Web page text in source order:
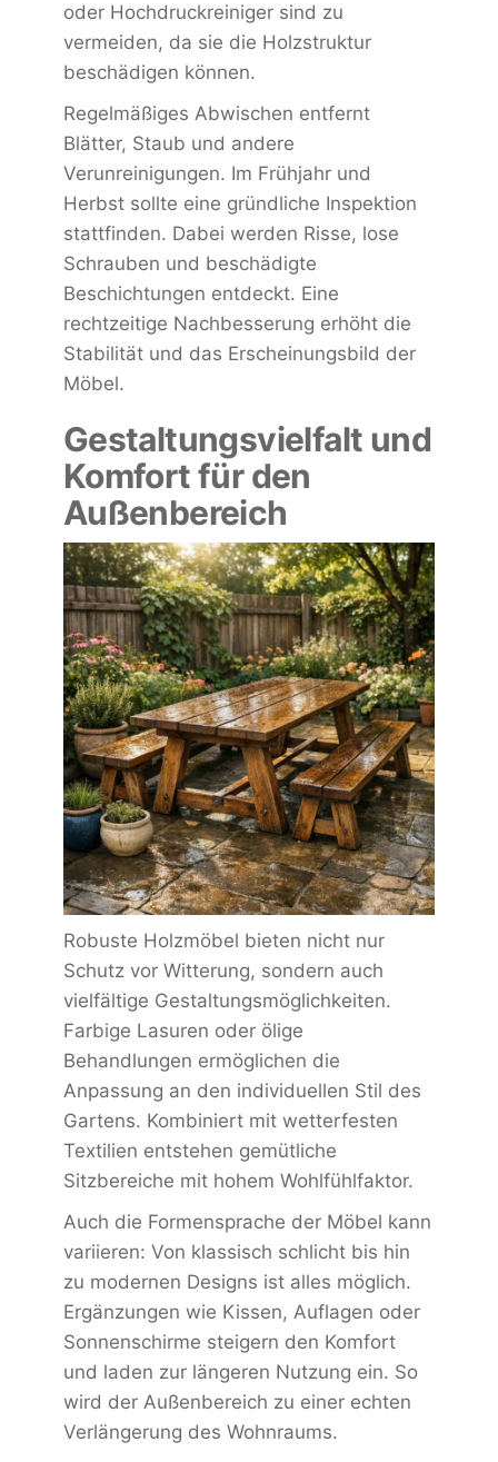
oder Hochdruckreiniger sind zu
vermeiden, da sie die Holzstruktur
beschädigen können.
Regelmäßiges Abwischen entfernt
Blätter, Staub und andere
Verunreinigungen. Im Frühjahr und
Herbst sollte eine gründliche Inspektion
stattfinden. Dabei werden Risse, lose
Schrauben und beschädigte
Beschichtungen entdeckt. Eine
rechtzeitige Nachbesserung erhöht die
Stabilität und das Erscheinungsbild der
Möbel.
Gestaltungsvielfalt und
Komfort für den
Außenbereich
Robuste Holzmöbel bieten nicht nur
Schutz vor Witterung, sondern auch
vielfältige Gestaltungsmöglichkeiten.
Farbige Lasuren oder ölige
Behandlungen ermöglichen die
Anpassung an den individuellen Stil des
Gartens. Kombiniert mit wetterfesten
Textilien entstehen gemütliche
Sitzbereiche mit hohem Wohlfühlfaktor.
Auch die Formensprache der Möbel kann
variieren: Von klassisch schlicht bis hin
zu modernen Designs ist alles möglich.
Ergänzungen wie Kissen, Auflagen oder
Sonnenschirme steigern den Komfort
und laden zur längeren Nutzung ein. So
wird der Außenbereich zu einer echten
Verlängerung des Wohnraums.